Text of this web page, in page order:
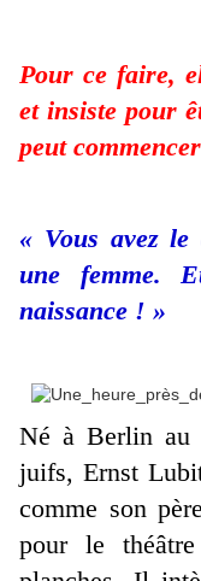
Pour ce faire,
et insiste pour
peut
« Vous avez le
une femme.
naissance ! »
Né à Berlin au
juifs, Ernst
comme son
pour le